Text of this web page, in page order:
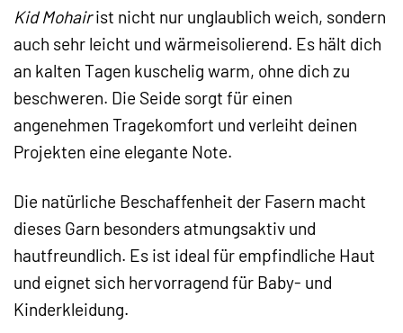
Kid Mohairist nicht nur unglaublich weich, sondern
auch sehr leicht und wärmeisolierend. Es hält dich
an kalten Tagen kuschelig warm, ohne dich zu
beschweren. Die Seide sorgt für einen
angenehmen Tragekomfort und verleiht deinen
Projekten eine elegante Note.
Die natürliche Beschaffenheit der Fasern macht
dieses Garn besonders atmungsaktiv und
hautfreundlich. Es ist ideal für empfindliche Haut
und eignet sich hervorragend für Baby- und
Kinderkleidung.